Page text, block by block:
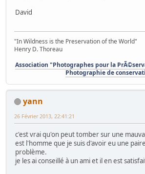
David
"In Wildness is the Preservation of the World"
Henry D. Thoreau
Association "Photographes pour la
Photographie de
yann
26 Février 2013, 22:41:21
c'est vrai qu'on peut tomber sur une
est l'homme que je suis d'avoir eu une
problème.
je les ai conseillé à un ami et il en est